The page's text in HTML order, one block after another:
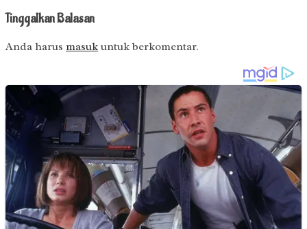
Tinggalkan Balasan
Anda harus masuk untuk berkomentar.